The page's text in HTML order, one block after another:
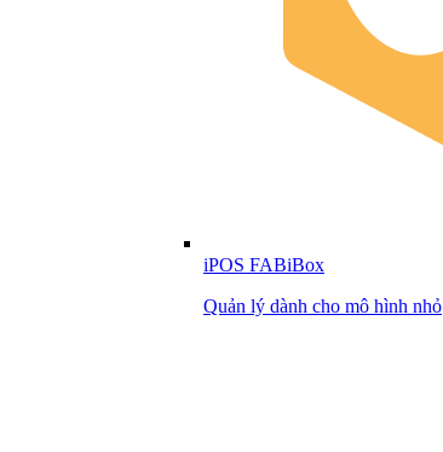
iPOS FABiBox
Quản lý dành cho mô hình nhỏ